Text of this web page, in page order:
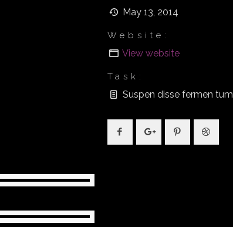
May 13, 2014
Website:
View website
Task:
Suspen disse fermen tum